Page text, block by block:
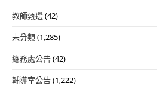
教師甄選(42)
未分類(1,285)
總務處公告(42)
輔導室公告(1,222)